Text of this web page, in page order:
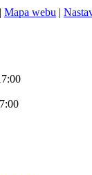
| Mapa webu |